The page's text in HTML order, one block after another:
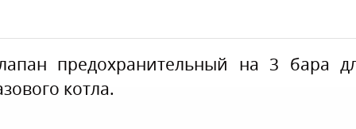
предохранительный на 3 бара
котла.